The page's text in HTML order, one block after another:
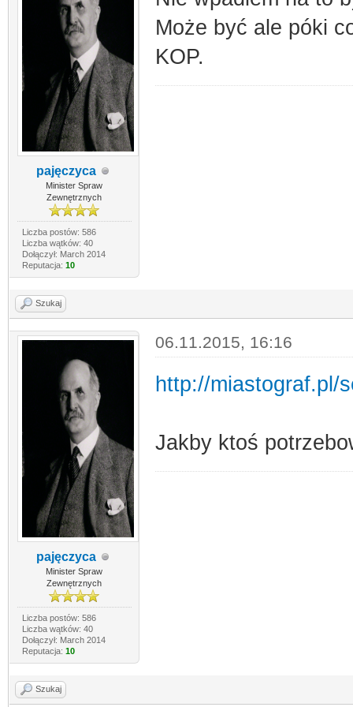
pajęczyca
Minister Spraw
Zewnętrznych
Liczba postów: 586
Liczba wątków: 40
Dołączył: March 2014
Reputacja: 10
Może być ale póki
KOP.
Szukaj
pajęczyca
Minister Spraw
Zewnętrznych
Liczba postów: 586
Liczba wątków: 40
Dołączył: March 2014
Reputacja: 10
06.11.2015, 16:16
http://miastograf.pl/
Jakby ktoś
Szukaj